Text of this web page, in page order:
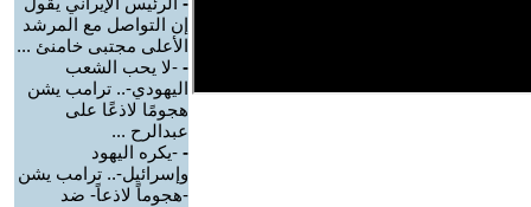
إن التواصل مع المرشد
الأعلى مجتبى خامنئ ...
- -لا يحب الشعب
اليهودي-.. ترامب يشن
هجومًا لاذعًا على
عبدالرح ...
- -يكره اليهود
وإسرائيل-.. ترامب يشن
-هجوماً لاذعاً- ضد